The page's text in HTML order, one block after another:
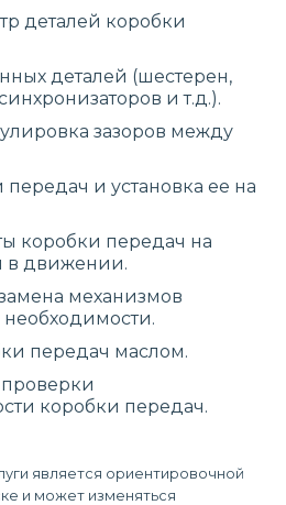
деталей коробки
деталей (шестерен,
и т.д.).
зазоров между
и установка ее на
коробки передач на
в движении.
механизмов
передач маслом.
коробки передач.
является ориентировочной
и может изменяться